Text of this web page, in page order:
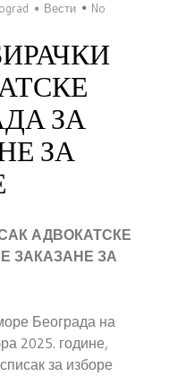
Вести
No
ЗА
ЗА
АДВОКАТСКЕ
ЗАКАЗАНЕ ЗА
Београда на
2025. године,
за изборе